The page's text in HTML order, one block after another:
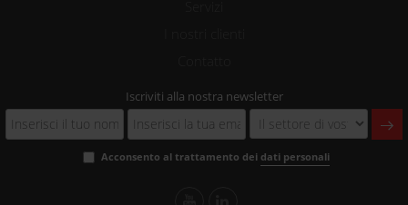
Iscriviti alla nostra newsletter
Acconsento al trattamento dei dati personali